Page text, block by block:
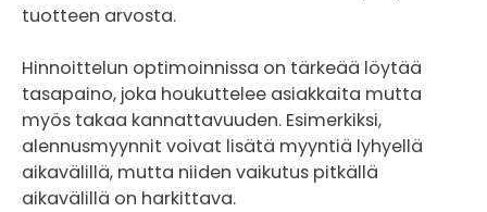
tuotteen arvosta.
Hinnoittelun optimoinnissa on tärkeää löytää
tasapaino, joka houkuttelee asiakkaita mutta
myös takaa kannattavuuden. Esimerkiksi,
alennusmyynnit voivat lisätä myyntiä lyhyellä
aikavälillä, mutta niiden vaikutus pitkällä
aikavälillä on harkittava.